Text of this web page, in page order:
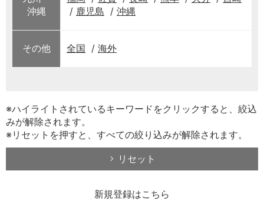
沖縄
鹿児島
沖縄
その他 全国 海外
※ハイライトされているキーワードをクリックすると、絞込
みが解除されます。
※リセットを押すと、すべての絞り込みが解除されます。
リセット
新規登録はこちら